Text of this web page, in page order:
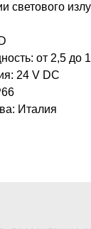
светового
от 2,5 до
24 V DC
Италия